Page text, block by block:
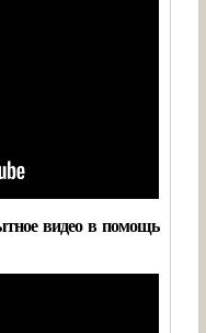
видео в помощь